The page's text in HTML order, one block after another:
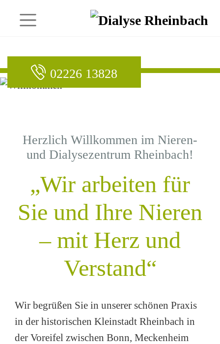
02226 13828
Herzlich Willkommen im Nieren-
und Dialysezentrum Rheinbach!
„Wir arbeiten für
Sie und Ihre Nieren
– mit Herz und
Verstand“
Wir begrüßen Sie in unserer schönen Praxis
in der historischen Kleinstadt Rheinbach in
der Voreifel zwischen Bonn, Meckenheim